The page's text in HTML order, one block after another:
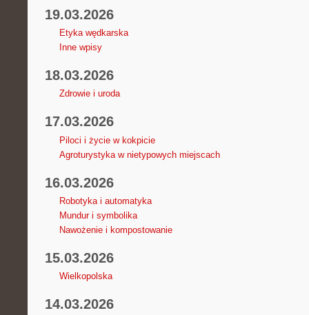
19.03.2026
Etyka wędkarska
Inne wpisy
18.03.2026
Zdrowie i uroda
17.03.2026
Piloci i życie w kokpicie
Agroturystyka w nietypowych miejscach
16.03.2026
Robotyka i automatyka
Mundur i symbolika
Nawożenie i kompostowanie
15.03.2026
Wielkopolska
14.03.2026